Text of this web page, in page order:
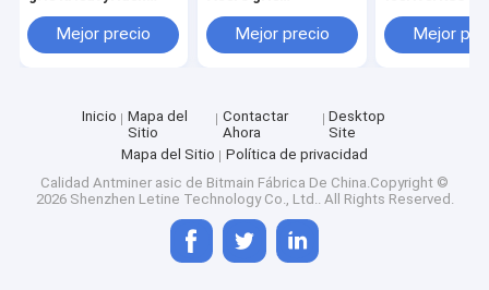
minería Kaspa KDA
Mejor precio
Algoritmo para
Kaspa KDA
Mejor precio
MineroMejor
Inicio
Mapa del
Sitio
Contactar
Ahora
Desktop
Site
Mapa del Sitio
Política de privacidad
Calidad Antminer asic de Bitmain Fábrica De China.Copyright ©
2026 Shenzhen Letine Technology Co., Ltd.. All Rights Reserved.